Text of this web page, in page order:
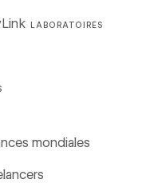
LABORATOIRES
mondiales